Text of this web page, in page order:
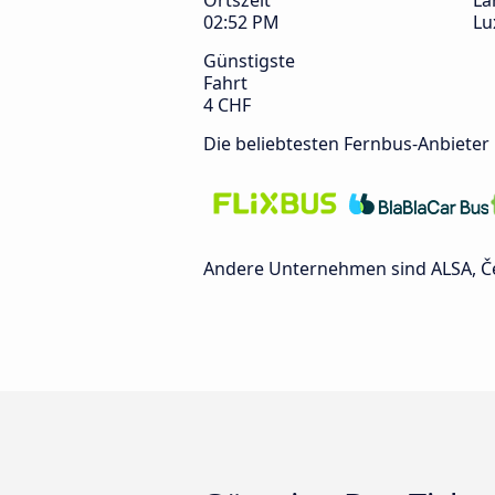
02:52 PM
Günstigste
Fahrt
4 CHF
Die beliebtesten Fernbus-Anbieter
Andere Unternehmen sind ALSA,